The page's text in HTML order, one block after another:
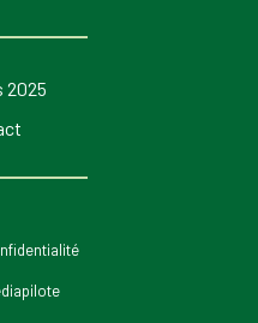
2025